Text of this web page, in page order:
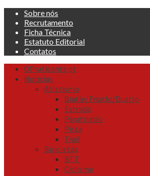
Skip
content
Sobre nós
Recrutamento
Ficha Técnica
Estatuto Editorial
Contatos
Primary
Menu
OPraticante.pt
Noticias
Atletismo
Biatle/Triatlo/Duatlo
Estrada
Paratriatlo
Pista
Trail
Bicicletas
BTT
Ciclismo